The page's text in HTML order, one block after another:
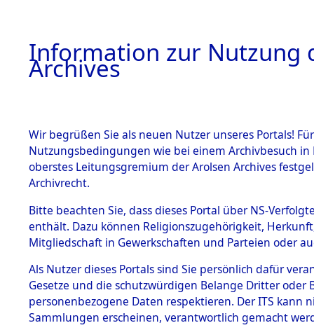
BESTÄNDE
1.
mente
5. Verschiedenes
5.3
Todesmärsche
→0264
Information zur Nutzung
Archives
Wir begrüßen Sie als neuen Nutzer unseres Portals!
Nutzungsbedingungen wie bei einem Archivbesuch
oberstes Leitungsgremium der Arolsen Archives
Archivrecht.
Bitte beachten Sie, dass dieses Portal über NS-
enthält. Dazu können Religionszugehörigkeit,
Mitgliedschaft in Gewerkschaften und Parteien oder
Als Nutzer dieses Portals sind Sie persönlich dafür
Gesetze und die schutzwürdigen Belange Dritter
personenbezogene Daten respektieren. Der ITS
Sammlungen erscheinen, verantwortlich gemacht